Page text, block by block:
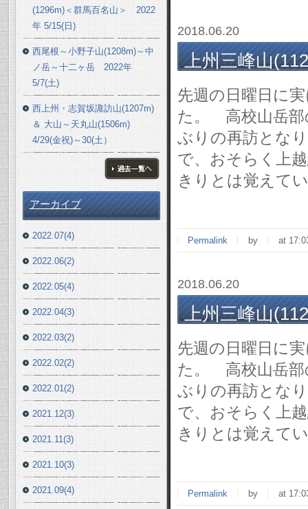
2018.06.20
上州三峰山
先週の日曜日に
た。 高校山岳部
ぶりの再訪とな
で、おそらく上
きりとは覚えて
Permalink by at
2018.06.20
上州三峰山
先週の日曜日に
た。 高校山岳部
ぶりの再訪とな
で、おそらく上
きりとは覚えて
Permalink by at
(1296m)＜群馬百名山＞ 2022
年 5/15(日)
西尾根～小野子山(1208m)～中
ノ岳～十二ヶ岳 2022年
5/7(土)
西上州・志賀坂諏訪山(1207m)
＆ 大山～天丸山(1506m)
4/29(金祝)～30(土）
アーカイブ
2022.07(4)
2022.06(2)
2022.05(4)
2022.04(3)
2022.03(2)
2022.02(2)
2022.01(2)
2021.12(3)
2021.11(3)
2021.10(3)
2021.09(4)